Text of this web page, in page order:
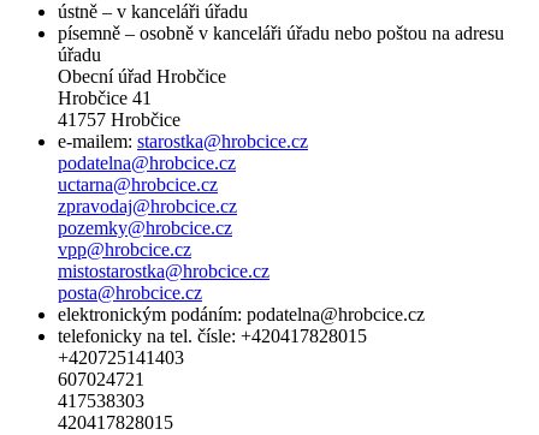
ústně – v kanceláři úřadu
písemně – osobně v kanceláři úřadu nebo poštou na adresu
úřadu
Obecní úřad Hrobčice
Hrobčice 41
41757 Hrobčice
e-mailem: starostka@hrobcice.cz
podatelna@hrobcice.cz
uctarna@hrobcice.cz
zpravodaj@hrobcice.cz
pozemky@hrobcice.cz
vpp@hrobcice.cz
mistostarostka@hrobcice.cz
posta@hrobcice.cz
elektronickým podáním: podatelna@hrobcice.cz
telefonicky na tel. čísle: +420417828015
+420725141403
607024721
417538303
420417828015